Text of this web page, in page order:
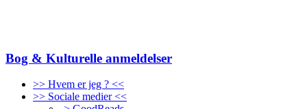
Bog & Kulturelle anmeldelser
>> Hvem er jeg ? <<
>> Sociale medier <<